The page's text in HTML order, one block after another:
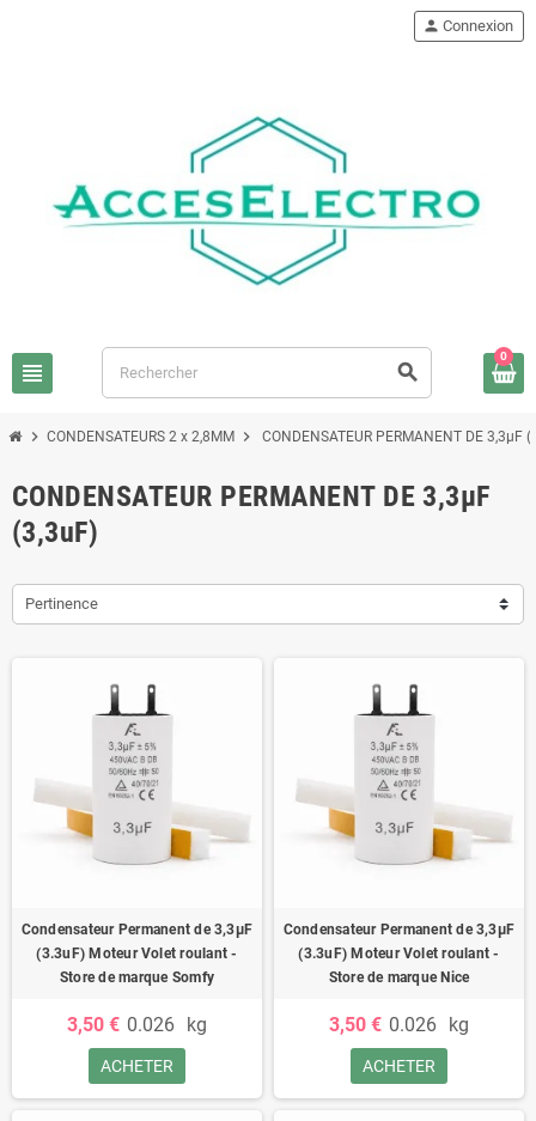
view_headline search
person Connexion
0
chevron_right CONDENSATEURS 2 x 2,8MM chevron_right CONDENSATEUR PERMANENT DE 3,3μF
CONDENSATEUR PERMANENT DE 3,3μF
(3,3uF)
Pertinence
Condensateur Permanent de 3,3μF
(3.3uF) Moteur Volet roulant -
Store de marque Somfy
3,50 € 0.026 kg
ACHETER
Condensateur Permanent de 3,3μF
(3.3uF) Moteur Volet roulant -
Store de marque Nice
3,50 € 0.026 kg
ACHETER